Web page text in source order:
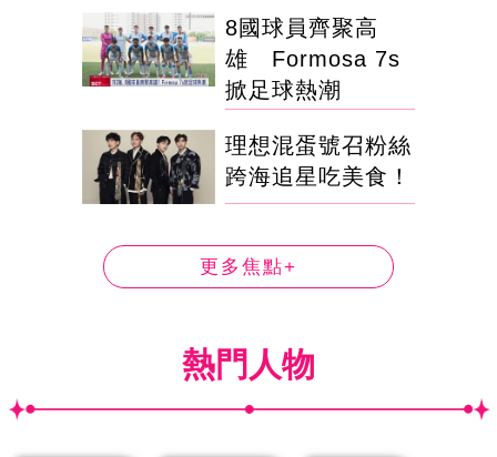
8國球員齊聚高
雄 Formosa 7s
掀足球熱潮
理想混蛋號召粉絲
跨海追星吃美食！
更多焦點+
熱門人物